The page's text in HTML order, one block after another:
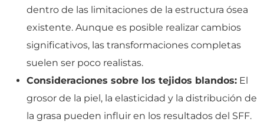
dentro de las limitaciones de la estructura ósea
existente. Aunque es posible realizar cambios
significativos, las transformaciones completas
suelen ser poco realistas.
Consideraciones sobre los tejidos blandos: El
grosor de la piel, la elasticidad y la distribución de
la grasa pueden influir en los resultados del SFF.